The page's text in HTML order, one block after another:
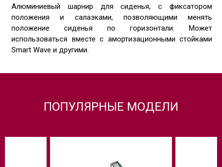
Алюминиевый шарнир для сиденья, с фиксатором
положения и салазками, позволяющими менять
положение сиденья по горизонтали. Может
использоваться вместе с амортизационными стойками
Smart Wave и другими.
ПОПУЛЯРНЫЕ МОДЕЛИ